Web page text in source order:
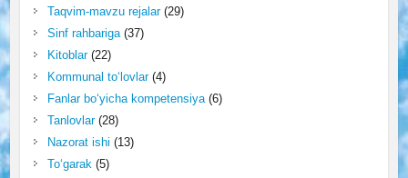
Taqvim-mavzu rejalar(29)
Sinf rahbariga(37)
Kitoblar(22)
Kommunal to‘lovlar(4)
Fanlar bo‘yicha kompetensiya(6)
Tanlovlar(28)
Nazorat ishi (13)
To‘garak(5)